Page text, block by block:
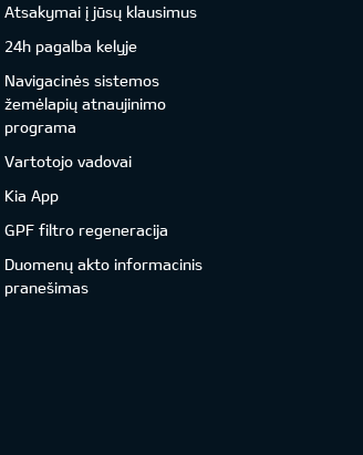
Atsakymai į jūsų klausimus
24h pagalba kelyje
Navigacinės sistemos
žemėlapių atnaujinimo
programa
Vartotojo vadovai
Kia App
GPF filtro regeneracija
Duomenų akto informacinis
pranešimas